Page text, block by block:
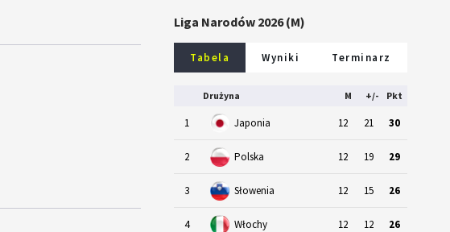
Liga Narodów 2026 (M)
Tabela Wyniki Terminarz
Drużyna M +/- Pkt
1 Japonia 12 21 30
2 Polska 12 19 29
3 Słowenia 12 15 26
4 Włochy 12 12 26